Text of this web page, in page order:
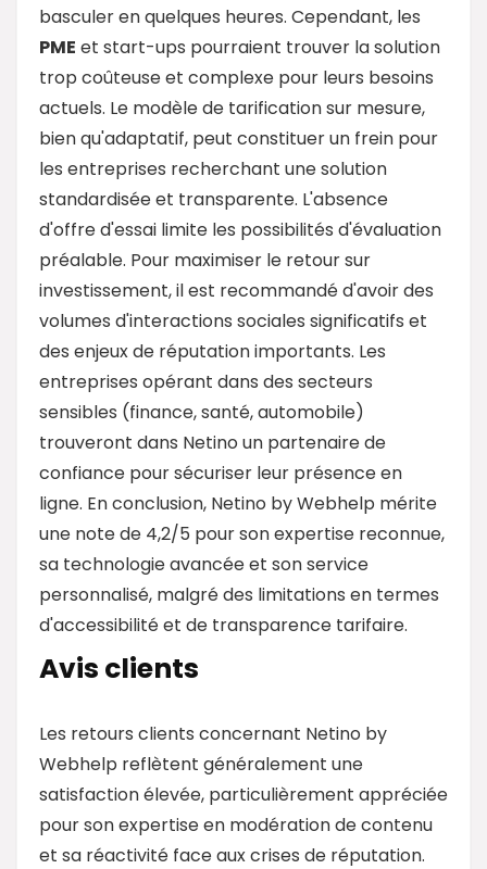
basculer en quelques heures. Cependant, les
PME et start-ups pourraient trouver la solution
trop coûteuse et complexe pour leurs besoins
actuels. Le modèle de tarification sur mesure,
bien qu'adaptatif, peut constituer un frein pour
les entreprises recherchant une solution
standardisée et transparente. L'absence
d'offre d'essai limite les possibilités d'évaluation
préalable. Pour maximiser le retour sur
investissement, il est recommandé d'avoir des
volumes d'interactions sociales significatifs et
des enjeux de réputation importants. Les
entreprises opérant dans des secteurs
sensibles (finance, santé, automobile)
trouveront dans Netino un partenaire de
confiance pour sécuriser leur présence en
ligne. En conclusion, Netino by Webhelp mérite
une note de 4,2/5 pour son expertise reconnue,
sa technologie avancée et son service
personnalisé, malgré des limitations en termes
d'accessibilité et de transparence tarifaire.
Avis clients
Les retours clients concernant Netino by
Webhelp reflètent généralement une
satisfaction élevée, particulièrement appréciée
pour son expertise en modération de contenu
et sa réactivité face aux crises de réputation.